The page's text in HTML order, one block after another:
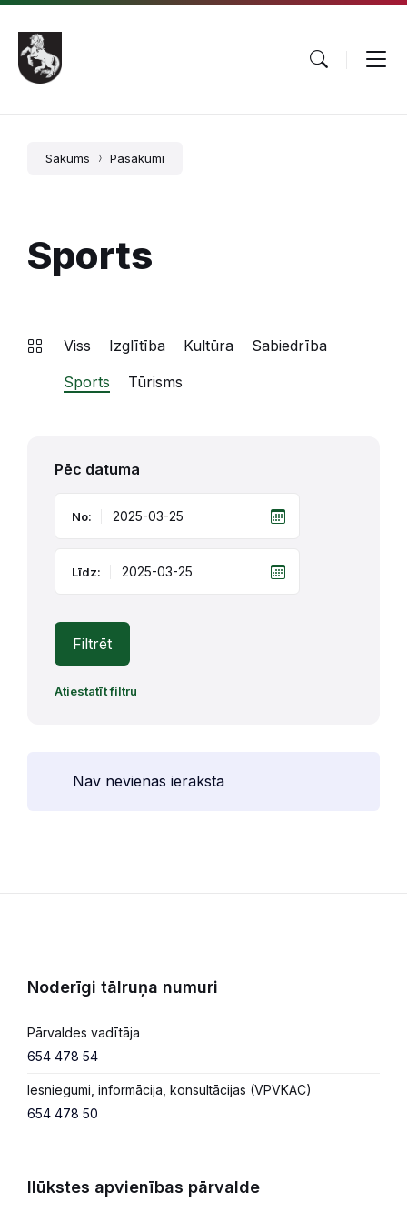
Pāriet
saturu
Skip
main
navigation
Skip
footer
Sākums Pasākumi
Sports
Viss Izglītība Kultūra
Sabiedrība
Sports
Tūrisms
Pēc datuma
No:
Līdz:
Filtrēt
Atiestatīt filtru
Nav nevienas ieraksta
Noderīgi tālruņa numuri
Pārvaldes vadītāja
654 478 54
Iesniegumi, informācija, konsultācijas (VPVKAC)
654 478 50
Ilūkstes apvienības pārvalde